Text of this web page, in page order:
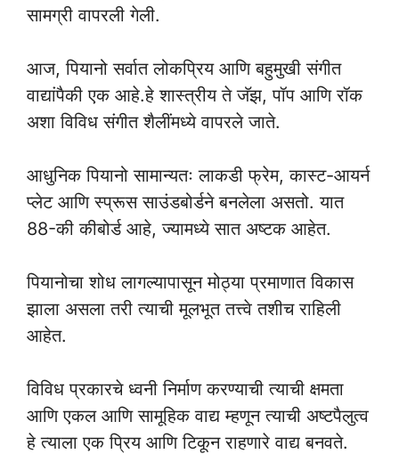
सामग्री वापरली गेली.
आज, पियानो सर्वात लोकप्रिय आणि बहुमुखी संगीत
वाद्यांपैकी एक आहे.हे शास्त्रीय ते जॅझ, पॉप आणि रॉक
अशा विविध संगीत शैलींमध्ये वापरले जाते.
आधुनिक पियानो सामान्यतः लाकडी फ्रेम, कास्ट-आयर्न
प्लेट आणि स्प्रूस साउंडबोर्डने बनलेला असतो. यात
88-की कीबोर्ड आहे, ज्यामध्ये सात अष्टक आहेत.
पियानोचा शोध लागल्यापासून मोठ्या प्रमाणात विकास
झाला असला तरी त्याची मूलभूत तत्त्वे तशीच राहिली
आहेत.
विविध प्रकारचे ध्वनी निर्माण करण्याची त्याची क्षमता
आणि एकल आणि सामूहिक वाद्य म्हणून त्याची अष्टपैलुत्व
हे त्याला एक प्रिय आणि टिकून राहणारे वाद्य बनवते.